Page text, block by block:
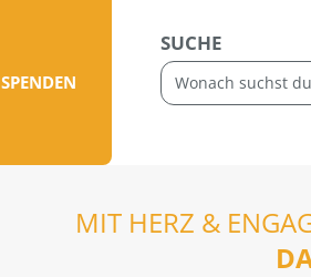
SPENDEN
SUCHE
MIT HERZ &